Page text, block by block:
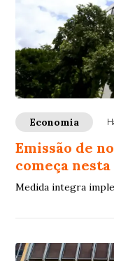
Economia
Emissão de
começa
Medida integra